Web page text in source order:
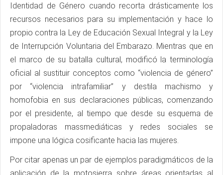
Identidad de Género cuando recorta drásticamente los
recursos necesarios para su implementación y hace lo
propio contra la Ley de Educación Sexual Integral y la Ley
de Interrupción Voluntaria del Embarazo. Mientras que en
el marco de su batalla cultural, modificó la terminología
oficial al sustituir conceptos como “violencia de género”
por “violencia intrafamiliar” y destila machismo y
homofobia en sus declaraciones públicas, comenzando
por el presidente, al tiempo que desde su esquema de
propaladoras massmediáticas y redes sociales se
impone una lógica cosificante hacia las mujeres.
Por citar apenas un par de ejemplos paradigmáticos de la
aplicación de la motosierra sobre áreas orientadas al